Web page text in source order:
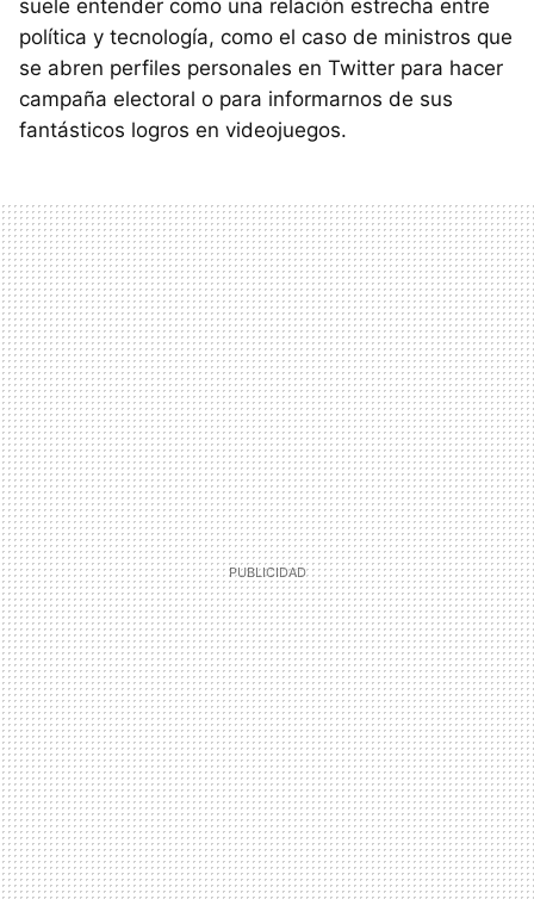
suele entender como una relación estrecha entre
política y tecnología, como el caso de ministros que
se abren perfiles personales en Twitter para hacer
campaña electoral o para informarnos de sus
fantásticos logros en videojuegos.